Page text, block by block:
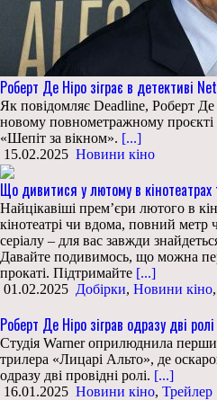
Роберт Де Ніро зіграє в детективі
Як повідомляє Deadline, Роберт
новому повнометражному
«Шепіт за вікном». [...]
15.02.2025 Новини кіно
Що дивитися у лютому в кінотеатрах
Найцікавіші прем’єри лютого в
кінотеатрі чи вдома, повний
серіалу – для вас завжди
Давайте подивимось, що можна
прокаті. Підтримайте [...]
01.02.2025 Добірки, Новини кіно,
Роберт Де Ніро зіграв одразу дві
Студія Warner оприлюднила
трилера «Лицарі Альто», де
одразу дві провідні ролі. [...]
16.01.2025 Новини кіно, Трейлер